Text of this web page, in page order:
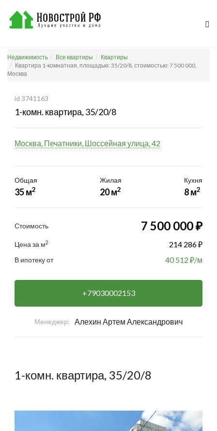
Недвижимость Все квартиры
Квартиры
Квартира 1-комнатная, площадью: 35/20/8, стоимостью: 7 500 000,
Москва
1-комн. квартира, 35/20/8
id 3741163
1-комн. квартира, 35/20/8
Москва, Печатники, Шоссейная улица, 42
Общая
35 м2
Жилая
20 м2
Кухня
8 м2
Стоимость 7 500 000 ₽
Цена за м2 214 286 ₽
В ипотеку от 40 512 ₽/м
+79030002153
Менеджер: Алехин Артем Александрович